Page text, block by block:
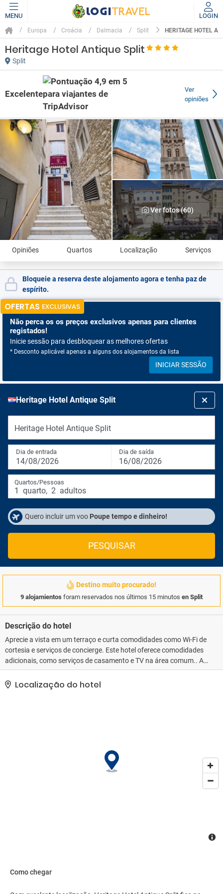
MENU LOGIN
Europa Croácia Dalmacia Split HERITAGE HOTEL
Heritage Hotel Antique Split
Split
Excelente
Ver
opiniões
Ver fotos (60)
Opiniões Quartos Localização Serviços
Bloqueie a reserva deste alojamento agora e tenha paz de
espírito.
OFERTAS EXCLUSIVAS
Não perca os os preços exclusivos apenas para clientes
registados!
Inicie sessão para desbloquear as melhores ofertas
* Desconto aplicável apenas a alguns dos alojamentos da lista
INICIAR SESSÃO
Heritage Hotel Antique Split
Heritage Hotel Antique Split
Dia de entrada
14/08/2026
Dia de saída
16/08/2026
Quartos/Pessoas
1 quarto, 2 adultos
Quero incluir um voo Poupe tempo e dinheiro!
PESQUISAR
Destino muito procurado!
9 alojamientos foram reservados nos últimos 15 minutos en Split
Descrição do hotel
Aprecie a vista em um terraço e curta comodidades como Wi-Fi de
cortesia e serviços de concierge. Este hotel oferece comodidades
adicionais, como serviços de casamento e TV na área comum.. As
comodidades presentes incluem check-in expresso, check-out
expresso e serviço de lavanderia e lavagem a seco. Mediante uma
sobretaxa, há serviço de traslado de/para o aeroporto (disponível
Localização do hotel
Como chegar